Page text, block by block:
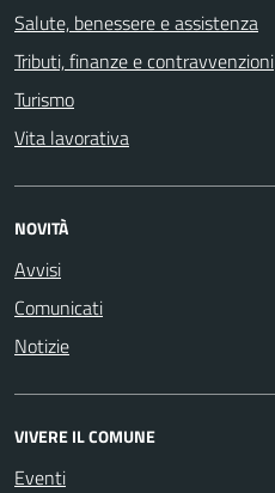
Salute, benessere e assistenza
Tributi, finanze e contravvenzioni
Turismo
Vita lavorativa
NOVITÀ
Avvisi
Comunicati
Notizie
VIVERE IL COMUNE
Eventi